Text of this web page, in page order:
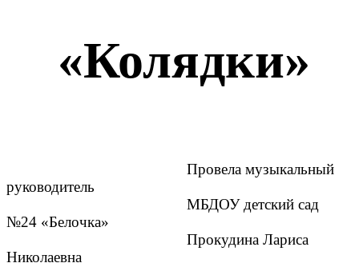
«Колядки»
Провела музыкальный
руководитель
МБДОУ детский сад
№24 «Белочка»
Прокудина Лариса
Николаевна